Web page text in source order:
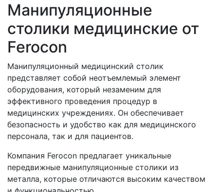
Манипуляционные
столики медицинские от
Ferocon
Манипуляционный медицинский столик
представляет собой неотъемлемый элемент
оборудования, который незаменим для
эффективного проведения процедур в
медицинских учреждениях. Он обеспечивает
безопасность и удобство как для медицинского
персонала, так и для пациентов.
Компания Ferocon предлагает уникальные
передвижные манипуляционные столики из
металла, которые отличаются высоким качеством